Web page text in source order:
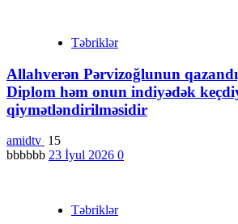
Təbriklər
Allahverən Pərvizoğlunun
Diplom həm onun indiyədək
qiymətləndirilməsidir
amidtv 15
bbbbbb 23 İyul 2026 0
Təbriklər